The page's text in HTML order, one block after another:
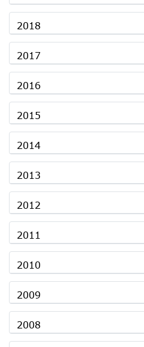
2018
2017
2016
2015
2014
2013
2012
2011
2010
2009
2008